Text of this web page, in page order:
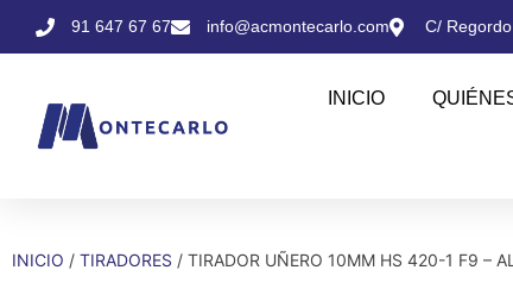
91 647 67 67 info@acmontecarlo.com C/
INICIO
INICIO / TIRADORES / TIRADOR UÑERO 10MM HS 420-1 F9 –